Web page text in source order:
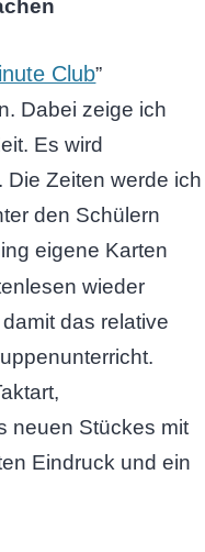
Club”
Dabei zeige ich
Es wird
Zeiten werde ich
den Schülern
eigene Karten
wieder
das relative
neuen Stückes mit
Eindruck und ein